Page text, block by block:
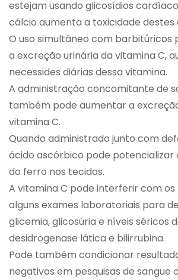
estejam usando glicosídios
cálcio aumenta a toxicidade destes
O uso simultâneo com barbitúricos
a excreção urinária da vitamina C,
necessides diárias dessa vitamina.
A administração concomitante de
também pode aumentar a
vitamina C.
Quando administrado junto com
ácido ascórbico pode potencializar
do ferro nos tecidos.
A vitamina C pode interferir com os
alguns exames laboratoriais para
glicemia, glicosúria e níveis séricos
desidrogenase lática e bilirrubina.
Pode também condicionar
negativos em pesquisas de sangue